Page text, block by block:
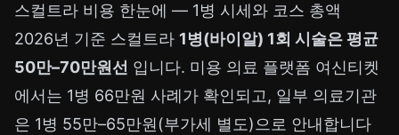
스컬트라 비용 한눈에 — 1병 시세와 코스 총액
2026년 기준 스컬트라 1병(바이알) 1회 시술은 평균
50만–70만원선 입니다. 미용 의료 플랫폼 여신티켓
에서는 1병 66만원 사례가 확인되고, 일부 의료기관
은 1병 55만–65만원(부가세 별도)으로 안내합니다